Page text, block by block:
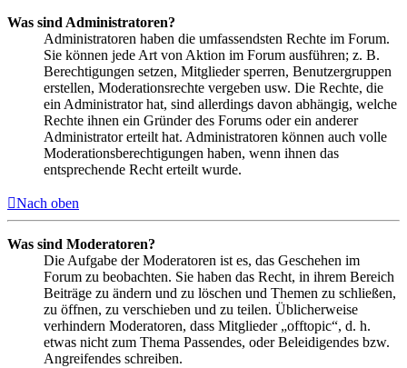
Was sind Administratoren?
Administratoren haben die umfassendsten Rechte im Forum.
Sie können jede Art von Aktion im Forum ausführen; z. B.
Berechtigungen setzen, Mitglieder sperren, Benutzergruppen
erstellen, Moderationsrechte vergeben usw. Die Rechte, die
ein Administrator hat, sind allerdings davon abhängig, welche
Rechte ihnen ein Gründer des Forums oder ein anderer
Administrator erteilt hat. Administratoren können auch volle
Moderationsberechtigungen haben, wenn ihnen das
entsprechende Recht erteilt wurde.
Nach oben
Was sind Moderatoren?
Die Aufgabe der Moderatoren ist es, das Geschehen im
Forum zu beobachten. Sie haben das Recht, in ihrem Bereich
Beiträge zu ändern und zu löschen und Themen zu schließen,
zu öffnen, zu verschieben und zu teilen. Üblicherweise
verhindern Moderatoren, dass Mitglieder „offtopic“, d. h.
etwas nicht zum Thema Passendes, oder Beleidigendes bzw.
Angreifendes schreiben.